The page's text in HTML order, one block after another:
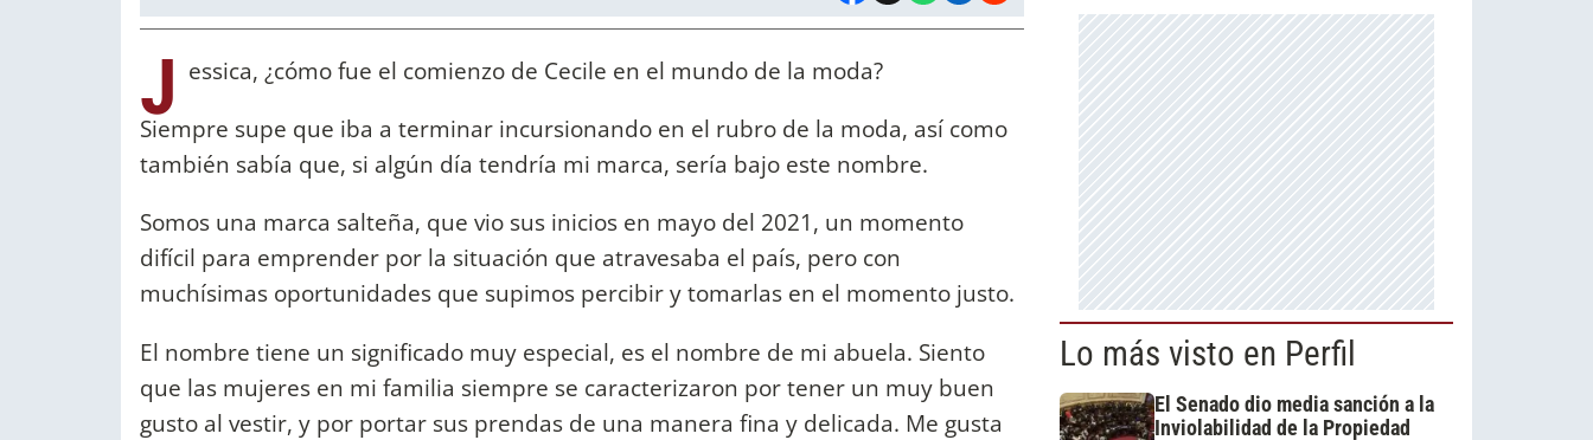
J essica, ¿cómo fue el comienzo de Cecile en el mundo de la moda?
Siempre supe que iba a terminar incursionando en el rubro de la moda, así como
también sabía que, si algún día tendría mi marca, sería bajo este nombre.
Somos una marca salteña, que vio sus inicios en mayo del 2021, un momento
difícil para emprender por la situación que atravesaba el país, pero con
muchísimas oportunidades que supimos percibir y tomarlas en el momento justo.
El nombre tiene un significado muy especial, es el nombre de mi abuela. Siento
que las mujeres en mi familia siempre se caracterizaron por tener un muy buen
gusto al vestir, y por portar sus prendas de una manera fina y delicada. Me gusta
Lo más visto en Perfil
El Senado dio media sanción a la
Inviolabilidad de la Propiedad